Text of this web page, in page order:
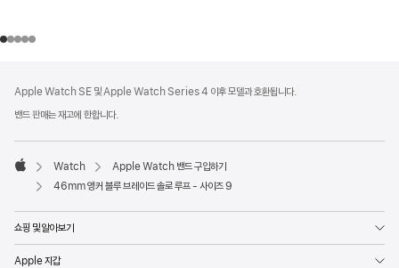
Apple Watch SE 및 Apple Watch Series 4 이후 모델과 호환됩니다.
밴드 판매는 재고에 한합니다.
Apple
Watch
Apple Watch 밴드 구입하기
46mm 앵커 블루 브레이드 솔로 루프 - 사이즈 9
쇼핑 및 알아보기
Apple 지갑